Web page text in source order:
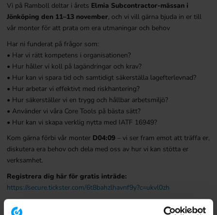
Vi på Ramboll deltar i årets Elmia Subcontractor-mässan i
Jönköping den 11–13 november, och vi vill gärna bjuda in er till
vår monter för att prata om era utmaningar och behov
Har ni funderat på frågor som:
• Har vi rätt kompetens i organisationen?
• Hur håller vi koll på lagändringar och krav?
• Hur kan vi spara tid och samtidigt säkerställa lagefterlevnad?
• Hur arbetar vi effektivt med riskhantering?
• Hur säkerställer vi en trygg och hållbar arbetsmiljö?
• Använder vi våra Core Tools på bästa sätt?
• Hur kan vi skapa verklig nytta med IATF 16949?
Kom gärna förbi vår monter D04:09 – vi ser fram emot att träffa er,
diskutera era behov och dela med oss av hur vi kan stötta er
verksamhet.
Registrera dig här för gratis inträde:
https://secure.tickster.com/6t8bahzlhavnf9y?c=ukvl0zh